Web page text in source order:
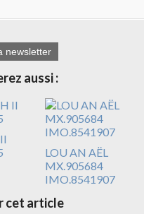
newsletter
aussi :
LOU AN AËL
MX.905684
IMO.8541907
cet article